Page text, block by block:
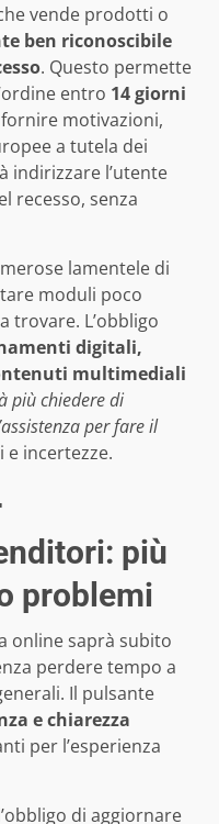
vende prodotti o
ben riconoscibile
. Questo permette
entro 14 giorni
motivazioni,
a tutela dei
indirizzare l’utente
recesso, senza
lamentele di
moduli poco
trovare. L’obbligo
digitali,
multimediali
più chiedere di
per fare il
e incertezze.
più
problemi
online saprà subito
perdere tempo a
Il pulsante
e chiarezza
per l’esperienza
di aggiornare